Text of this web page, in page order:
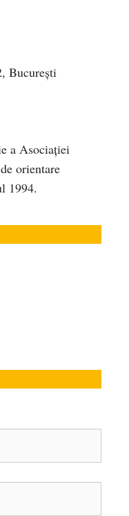
București
a Asociaţiei
orientare
1994.